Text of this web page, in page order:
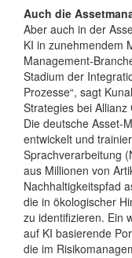
Auch die
Aber auch in der
KI in zunehmendem
Management-
Stadium der
Prozesse“, sagt
Strategies bei
Die deutsche Asset-
entwickelt und
Sprachverarbeitung
aus Millionen von
Nachhaltigkeitspfad
die in ökologischer
zu identifizieren. Ein
auf KI basierende
die im